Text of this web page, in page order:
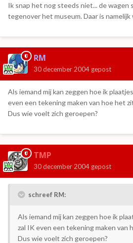
Ik snap het nog steeds niet... de wagen
tegenover het museum. Daar is namelijk
RM
30 december 2004 gepost
Als iemand mij kan zeggen hoe ik
even een tekening maken van hoe het
Dus wie voelt zich geroepen?
TMP
30 december 2004 gepost
schreef RM:
Als iemand mij kan zeggen hoe ik
zal IK even een tekening maken van
Dus wie voelt zich geroepen?